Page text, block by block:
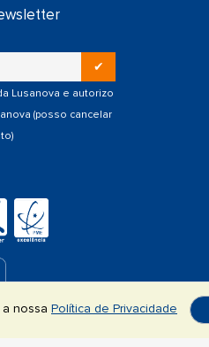
HOTÉIS SERVIÇOS
✔
Lusanova e autorizo
(posso cancelar
nossa Política de Privacidade